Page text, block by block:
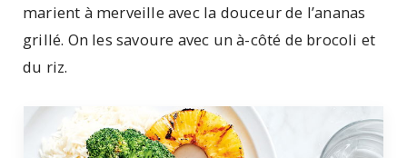
marient à merveille avec la douceur de l’ananas
grillé. On les savoure avec un à-côté de brocoli et
du riz.